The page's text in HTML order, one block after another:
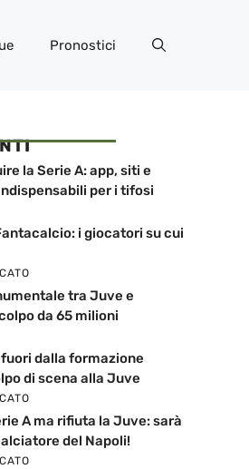
Pronostici
la Serie A: app, siti e
per i tifosi
i giocatori su cui
tra Juve e
da 65 milioni
dalla formazione
di scena alla Juve
A ma rifiuta la Juve: sarà
del Napoli!